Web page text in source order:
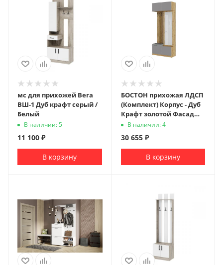
мс для прихожей Вега
ВШ-1 Дуб крафт серый /
Белый
В наличии: 5
11 100 ₽
В корзину
БОСТОН прихожая ЛДСП
(Комплект) Корпус - Дуб
Крафт золотой Фасад
ЛДСП - Серый Шифер
Кожзам.- Ecotex 3022 /
Arena 007 (Серая)
В наличии: 4
30 655₽
В корзину